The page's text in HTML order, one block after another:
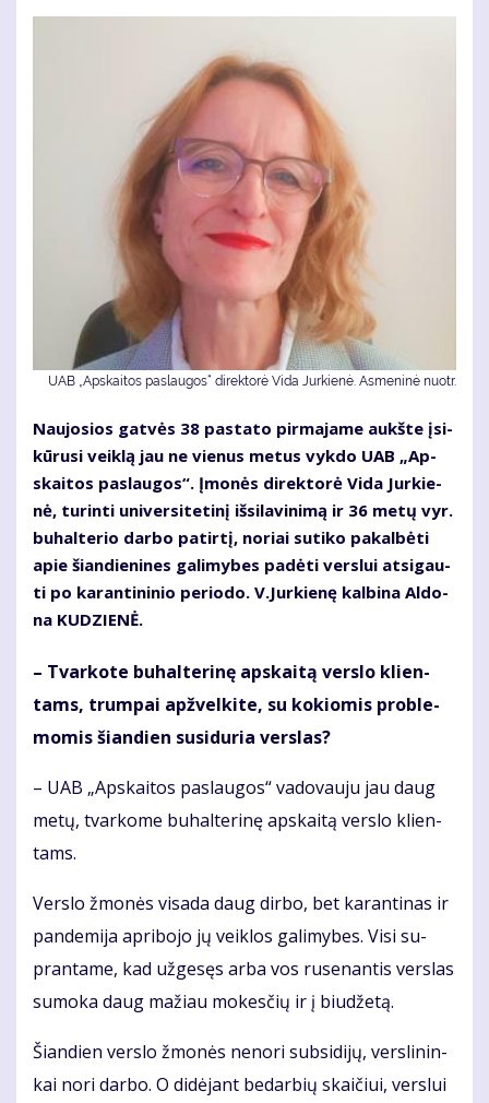
UAB „Ap­skai­tos pa­slau­gos“ di­rek­to­rė Vi­da Jur­kie­nė. Asmeninė nuotr.
Nau­jo­sios gat­vės 38 pa­sta­to pir­ma­ja­me aukš­te įsi­
kū­ru­si veik­lą jau ne vie­nus me­tus vyk­do UAB „Ap­
skai­tos pa­slau­gos“. Įmo­nės di­rek­to­rė Vi­da Jur­kie­
nė, tu­rin­ti uni­ver­si­te­ti­nį iš­si­la­vi­ni­mą ir 36 me­tų vyr.
bu­hal­te­rio dar­bo pa­tir­tį, no­riai su­ti­ko pa­kal­bė­ti
apie šian­die­ni­nes ga­li­my­bes pa­dė­ti ver­slui at­si­gau­
ti po ka­ran­ti­ni­nio pe­ri­odo. V.Jur­kie­nę kal­bi­na Al­do­
na KU­DZIE­NĖ.
– Tvar­ko­te bu­hal­te­ri­nę ap­skai­tą ver­slo klien­
tams, trum­pai ap­žvel­ki­te, su ko­kio­mis pro­ble­
mo­mis šian­dien su­si­du­ria ver­slas?
– UAB „Ap­skai­tos pa­slau­gos“ va­do­vau­ju jau daug
me­tų, tvar­ko­me bu­hal­te­ri­nę ap­skai­tą ver­slo klien­
tams.
Ver­slo žmo­nės vi­sa­da daug dir­bo, bet ka­ran­ti­nas ir
pan­de­mi­ja ap­ri­bo­jo jų veik­los ga­li­my­bes. Vi­si su­
pran­ta­me, kad už­ge­sęs ar­ba vos ru­se­nan­tis ver­slas
su­mo­ka daug ma­žiau mo­kes­čių ir į biu­dže­tą.
Šian­dien ver­slo žmo­nės ne­no­ri sub­si­di­jų, ver­sli­nin­
kai no­ri dar­bo. O di­dė­jant be­dar­bių skai­čiui, ver­slui